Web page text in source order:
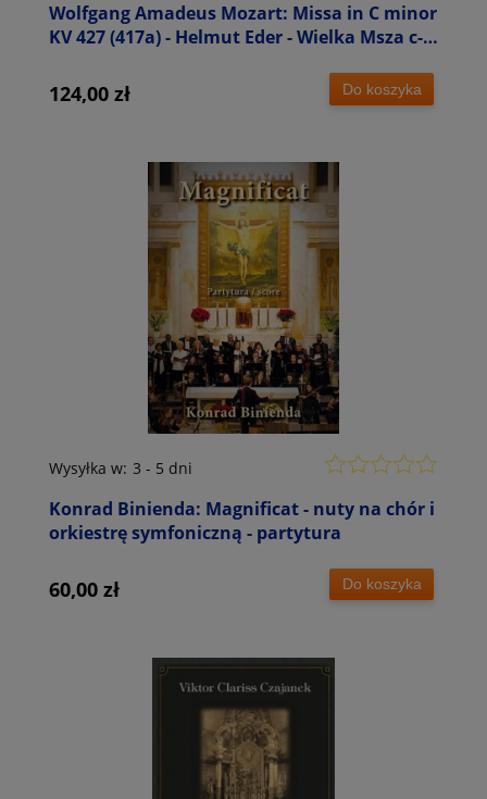
Wolfgang Amadeus Mozart: Missa in C minor
KV 427 (417a) - Helmut Eder - Wielka Msza c-
124,00 zł Do koszyka
Konrad Binienda: Magnificat - nuty na chór i
orkiestrę symfoniczną - partytura
Wysyłka w: 3 - 5 dni
60,00 zł Do koszyka